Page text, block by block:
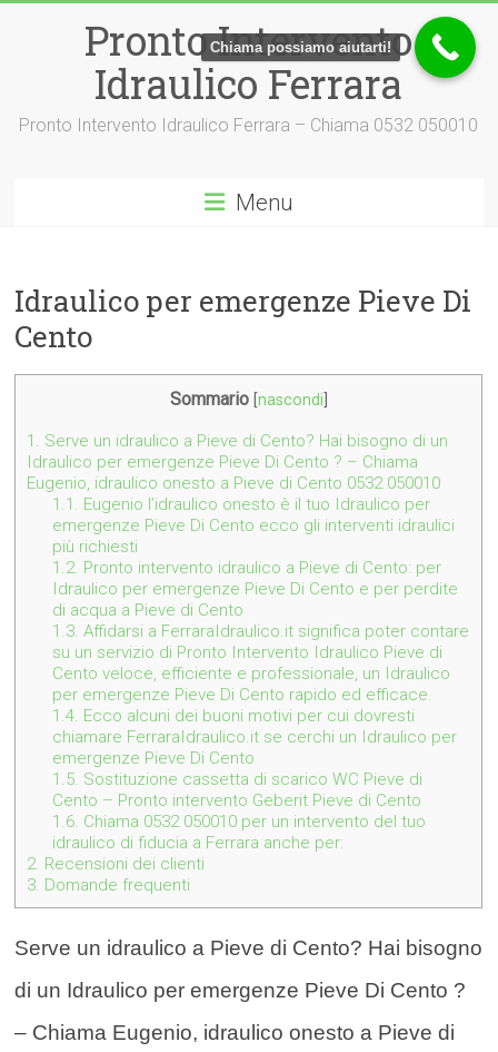
Pronto Intervento
Idraulico Ferrara
Pronto Intervento Idraulico Ferrara – Chiama 0532 050010
Menu
Idraulico per emergenze Pieve Di
Cento
Sommario nascondi
1. Serve un idraulico a Pieve di Cento? Hai bisogno di un
Idraulico per emergenze Pieve Di Cento ? – Chiama
Eugenio, idraulico onesto a Pieve di Cento 0532 050010
1.1. Eugenio l’idraulico onesto è il tuo Idraulico per
emergenze Pieve Di Cento ecco gli interventi idraulici
più richiesti
1.2. Pronto intervento idraulico a Pieve di Cento: per
Idraulico per emergenze Pieve Di Cento e per perdite
di acqua a Pieve di Cento
1.3. Affidarsi a FerraraIdraulico.it significa poter contare
su un servizio di Pronto Intervento Idraulico Pieve di
Cento veloce, efficiente e professionale, un Idraulico
per emergenze Pieve Di Cento rapido ed efficace.
1.4. Ecco alcuni dei buoni motivi per cui dovresti
chiamare FerraraIdraulico.it se cerchi un Idraulico per
emergenze Pieve Di Cento
1.5. Sostituzione cassetta di scarico WC Pieve di
Cento – Pronto intervento Geberit Pieve di Cento
1.6. Chiama 0532 050010 per un intervento del tuo
idraulico di fiducia a Ferrara anche per:
2. Recensioni dei clienti
3. Domande frequenti
Serve un idraulico a Pieve di Cento? Hai bisogno
di un Idraulico per emergenze Pieve Di Cento ?
– Chiama Eugenio, idraulico onesto a Pieve di
Chiama possiamo aiutarti!